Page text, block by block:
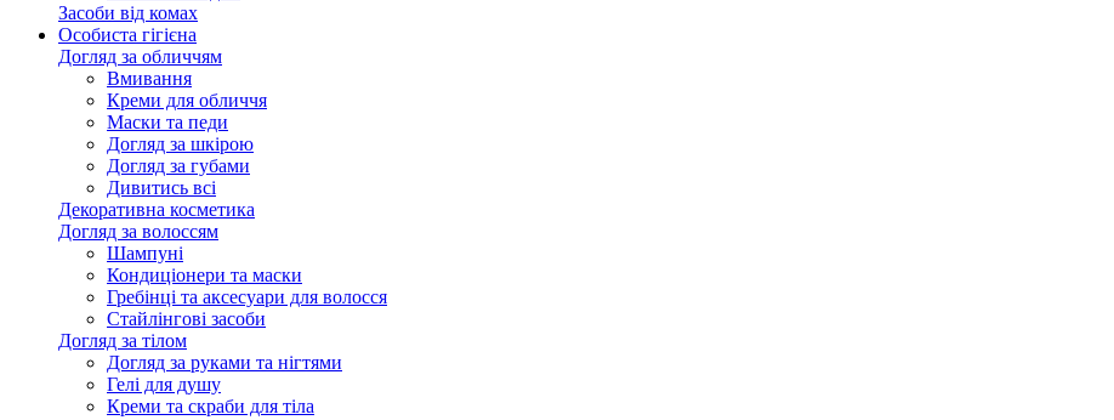
Засоби від комах
Особиста гігієна
Догляд за обличчям
Вмивання
Креми для обличчя
Маски та педи
Догляд за шкірою
Догляд за губами
Дивитись всі
Декоративна косметика
Догляд за волоссям
Шампуні
Кондиціонери та маски
Гребінці та аксесуари для волосся
Стайлінгові засоби
Догляд за тілом
Догляд за руками та нігтями
Гелі для душу
Креми та скраби для тіла